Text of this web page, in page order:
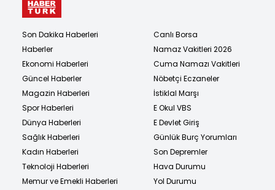
Son Dakika Haberleri
Haberler
Ekonomi Haberleri
Güncel Haberler
Magazin Haberleri
Spor Haberleri
Dünya Haberleri
Sağlık Haberleri
Kadın Haberleri
Teknoloji Haberleri
Memur ve Emekli Haberleri
Canlı Borsa
Namaz Vakitleri 2026
Cuma Namazı Vakitleri
Nöbetçi Eczaneler
İstiklal Marşı
E Okul VBS
E Devlet Giriş
Günlük Burç Yorumları
Son Depremler
Hava Durumu
Yol Durumu